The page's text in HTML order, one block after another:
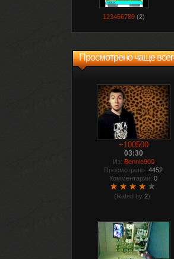
123456789 (2)
Просмотрено чаще
+100500
03:30
Из: Bennie900
Просмотрено: 4452
Комментарии: 0
(Rated by2)